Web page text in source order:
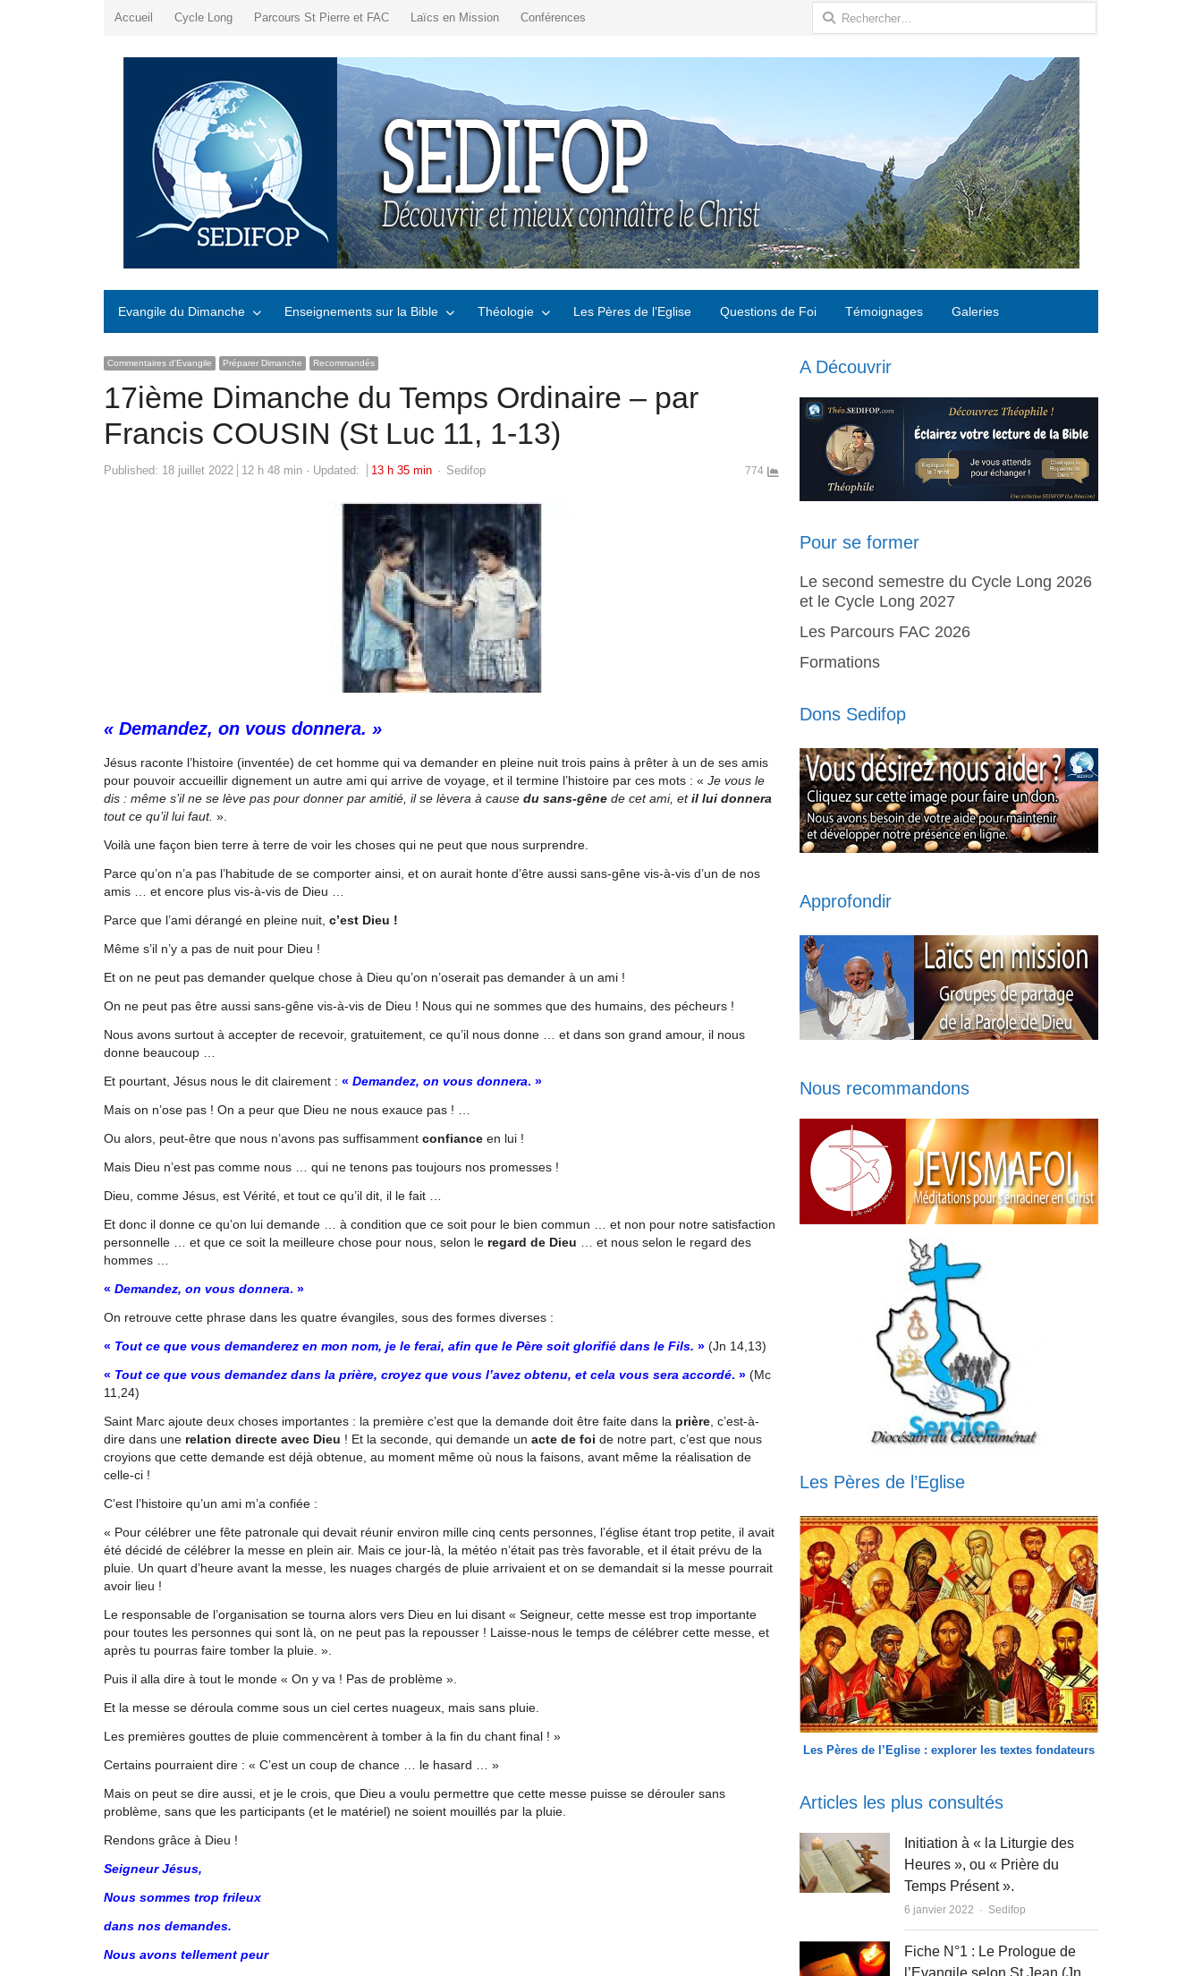
Accueil Cycle Long Parcours St Pierre et FAC Laïcs en Mission Conférences Rechercher :
Evangile du Dimanche Enseignements sur la Bible Théologie Les Pères de l’Eglise Questions de Foi Témoignages Galeries
Commentaires d'Evangile Préparer Dimanche Recommandés
17ième Dimanche du Temps Ordinaire – par
Francis COUSIN (St Luc 11, 1-13)
Published: 18 juillet 2022 12 h 48 min Updated: 13 h 35 min Author
Sedifop 774
« Demandez, on vous donnera. »
Jésus raconte l’histoire (inventée) de cet homme qui va demander en pleine nuit trois pains à prêter à un de ses amis
pour pouvoir accueillir dignement un autre ami qui arrive de voyage, et il termine l’histoire par ces mots : « Je vous le
dis : même s’il ne se lève pas pour donner par amitié, il se lèvera à cause du sans-gêne de cet ami, etil lui donnera
tout ce qu’il lui faut. ».
Voilà une façon bien terre à terre de voir les choses qui ne peut que nous surprendre.
Parce qu’on n’a pas l’habitude de se comporter ainsi, et on aurait honte d’être aussi sans-gêne vis-à-vis d’un de nos
amis … et encore plus vis-à-vis de Dieu …
Parce que l’ami dérangé en pleine nuit, c’est Dieu !
Même s’il n’y a pas de nuit pour Dieu !
Et on ne peut pas demander quelque chose à Dieu qu’on n’oserait pas demander à un ami !
On ne peut pas être aussi sans-gêne vis-à-vis de Dieu ! Nous qui ne sommes que des humains, des pécheurs !
Nous avons surtout à accepter de recevoir, gratuitement, ce qu’il nous donne … et dans son grand amour, il nous
donne beaucoup …
Et pourtant, Jésus nous le dit clairement : « Demandez, on vous donnera. »
Mais on n’ose pas ! On a peur que Dieu ne nous exauce pas ! …
Ou alors, peut-être que nous n’avons pas suffisamment confiance en lui !
Mais Dieu n’est pas comme nous … qui ne tenons pas toujours nos promesses !
Dieu, comme Jésus, est Vérité, et tout ce qu’il dit, il le fait …
Et donc il donne ce qu’on lui demande … à condition que ce soit pour le bien commun … et non pour notre satisfaction
personnelle … et que ce soit la meilleure chose pour nous, selon le regard de Dieu … et nous selon le regard des
hommes …
« Demandez, on vous donnera. »
On retrouve cette phrase dans les quatre évangiles, sous des formes diverses :
« Tout ce que vous demanderez en mon nom, je le ferai, afin que le Père soit glorifié dans le Fils. » (Jn 14,13)
« Tout ce que vous demandez dans la prière, croyez que vous l’avez obtenu, et cela vous sera accordé. » (Mc
11,24)
Saint Marc ajoute deux choses importantes : la première c’est que la demande doit être faite dans la prière , c’est-à-
dire dans une relation directe avec Dieu ! Et la seconde, qui demande un acte de foi de notre part, c’est que nous
croyions que cette demande est déjà obtenue, au moment même où nous la faisons, avant même la réalisation de
celle-ci !
C’est l’histoire qu’un ami m’a confiée :
« Pour célébrer une fête patronale qui devait réunir environ mille cinq cents personnes, l’église étant trop petite, il avait
été décidé de célébrer la messe en plein air. Mais ce jour-là, la météo n’était pas très favorable, et il était prévu de la
pluie. Un quart d’heure avant la messe, les nuages chargés de pluie arrivaient et on se demandait si la messe pourrait
avoir lieu !
Le responsable de l’organisation se tourna alors vers Dieu en lui disant « Seigneur, cette messe est trop importante
pour toutes les personnes qui sont là, on ne peut pas la repousser ! Laisse-nous le temps de célébrer cette messe, et
après tu pourras faire tomber la pluie. ».
Puis il alla dire à tout le monde « On y va ! Pas de problème ».
Et la messe se déroula comme sous un ciel certes nuageux, mais sans pluie.
Les premières gouttes de pluie commencèrent à tomber à la fin du chant final ! »
Certains pourraient dire : « C’est un coup de chance … le hasard … »
Mais on peut se dire aussi, et je le crois, que Dieu a voulu permettre que cette messe puisse se dérouler sans
problème, sans que les participants (et le matériel) ne soient mouillés par la pluie.
Rendons grâce à Dieu !
Seigneur Jésus,
Nous sommes trop frileux
dans nos demandes.
Nous avons tellement peur
A Découvrir
Pour se former
Le second semestre du Cycle Long 2026
et le Cycle Long 2027
Les Parcours FAC 2026
Formations
Dons Sedifop
Approfondir
Nous recommandons
Les Pères de l’Eglise
Les Pères de l’Eglise : explorer les textes fondateurs
Articles les plus consultés
Initiation à « la Liturgie des
Heures », ou « Prière du
Temps Présent ».
6 janvier 2022 Author
Sedifop
Fiche N°1 : Le Prologue de